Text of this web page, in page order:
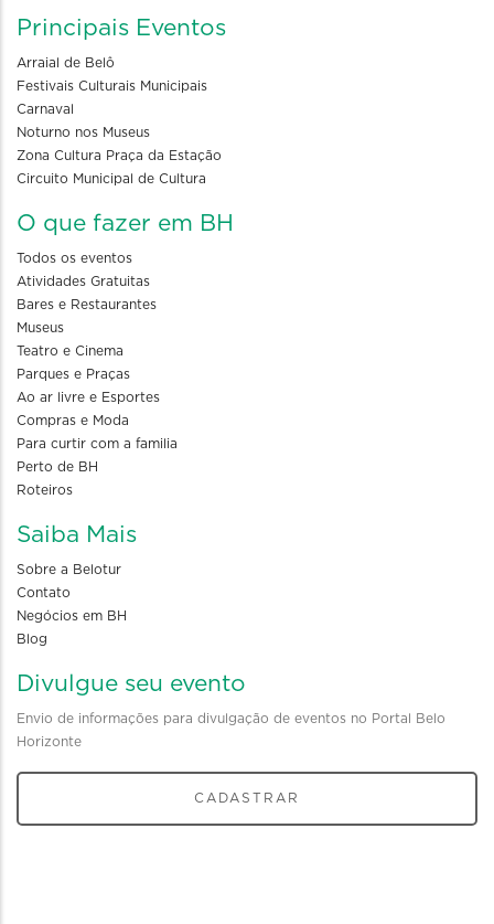
Principais Eventos
Arraial de Belô
Festivais Culturais Municipais
Carnaval
Noturno nos Museus
Zona Cultura Praça da Estação
Circuito Municipal de Cultura
O que fazer em BH
Todos os eventos
Atividades Gratuitas
Bares e Restaurantes
Museus
Teatro e Cinema
Parques e Praças
Ao ar livre e Esportes
Compras e Moda
Para curtir com a familia
Perto de BH
Roteiros
Saiba Mais
Sobre a Belotur
Contato
Negócios em BH
Blog
Divulgue seu evento
Envio de informações para divulgação de eventos no Portal Belo
Horizonte
CADASTRAR